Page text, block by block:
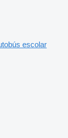
escolar